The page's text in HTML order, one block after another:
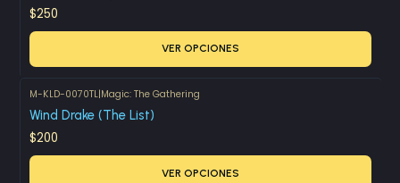
$250
VER OPCIONES
M-KLD-0070TL|Magic: The Gathering
Wind Drake (The List)
$200
VER OPCIONES